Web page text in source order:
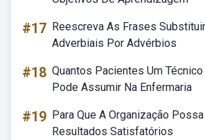
#17 Reescreva As Frases
Adverbiais Por Advérbios
#18 Quantos Pacientes Um
Pode Assumir Na Enfermaria
#19 Para Que A Organização
Resultados Satisfatórios